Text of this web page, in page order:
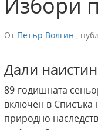
Избори
От Петър Волгин ,
Дали
89-годишната
включен в Списъка
природнo